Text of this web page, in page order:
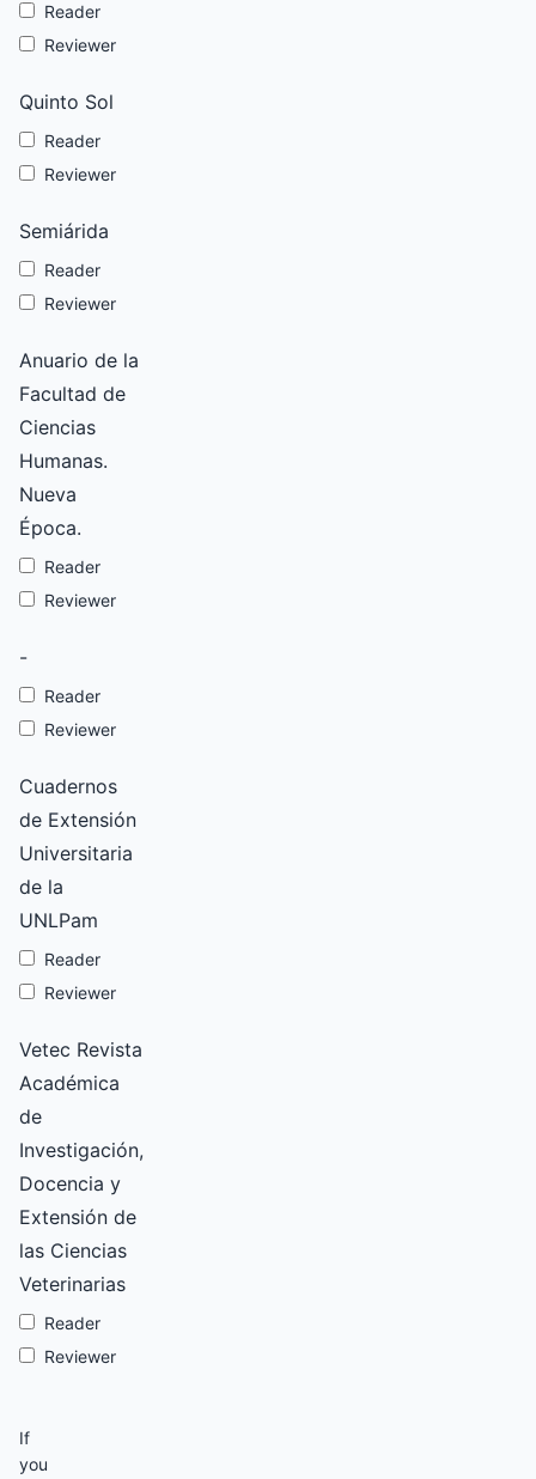
Reader
Reviewer
Quinto Sol
Reader
Reviewer
Semiárida
Reader
Reviewer
Anuario de la
Facultad de
Ciencias
Humanas.
Nueva
Época.
Reader
Reviewer
-
Reader
Reviewer
Cuadernos
de Extensión
Universitaria
de la
UNLPam
Reader
Reviewer
Vetec Revista
Académica
de
Investigación,
Docencia y
Extensión de
las Ciencias
Veterinarias
Reader
Reviewer
If
you